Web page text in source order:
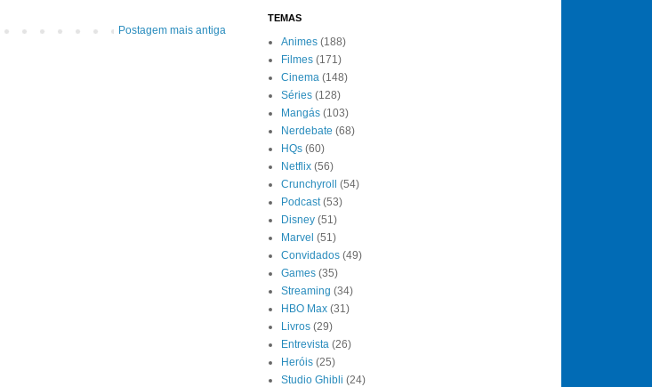
Postagem mais antiga
TEMAS
Animes (188)
Filmes (171)
Cinema (148)
Séries (128)
Mangás (103)
Nerdebate (68)
HQs (60)
Netflix (56)
Crunchyroll (54)
Podcast (53)
Disney (51)
Marvel (51)
Convidados (49)
Games (35)
Streaming (34)
HBO Max (31)
Livros (29)
Entrevista (26)
Heróis (25)
Studio Ghibli (24)